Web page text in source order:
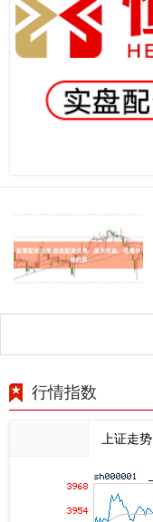
行情指数
上证走势